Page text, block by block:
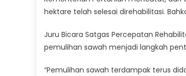
hektare telah selesai direhabilitasi.
Juru Bicara Satgas Percepatan
pemulihan sawah menjadi langkah
“Pemulihan sawah terdampak terus